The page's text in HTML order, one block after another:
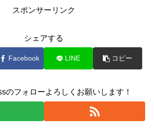
スポンサーリンク
シェアする
Facebook LINE コピー
のフォローよろしくお願いします！